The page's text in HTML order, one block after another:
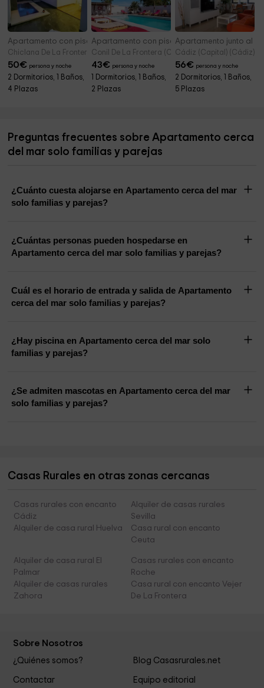
Apartamento con piscina privada IV
Chiclana De La Frontera (Cádiz)
50€ persona y noche
2 Dormitorios, 1 Baños,
4 Plazas
Apartamento con piscina compartida A
Conil De La Frontera (Cádiz)
43€ persona y noche
1 Dormitorios, 1 Baños,
2 Plazas
Apartamento junto al
Cádiz (Capital) (Cádiz)
56€ persona y noche
2 Dormitorios, 1 Baños,
5 Plazas
Preguntas frecuentes sobre Apartamento cerca
del mar solo familias y parejas
¿Cuánto cuesta alojarse en Apartamento cerca del mar
solo familias y parejas?
¿Cuántas personas pueden hospedarse en
Apartamento cerca del mar solo familias y parejas?
Cuál es el horario de entrada y salida de Apartamento
cerca del mar solo familias y parejas?
¿Hay piscina en Apartamento cerca del mar solo
familias y parejas?
¿Se admiten mascotas en Apartamento cerca del mar
solo familias y parejas?
Casas Rurales en otras zonas cercanas
Casas rurales con encanto
Cádiz
Alquiler de casas rurales
Sevilla
Alquiler de casa rural Huelva
Casa rural con encanto
Ceuta
Alquiler de casa rural El
Palmar
Casas rurales con encanto
Roche
Alquiler de casas rurales
Zahora
Casa rural con encanto Vejer
De La Frontera
Sobre Nosotros
¿Quiénes somos? Blog Casasrurales.net
Contactar Equipo editorial